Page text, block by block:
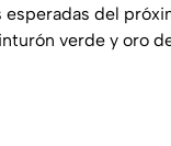
esperadas del
verde y oro